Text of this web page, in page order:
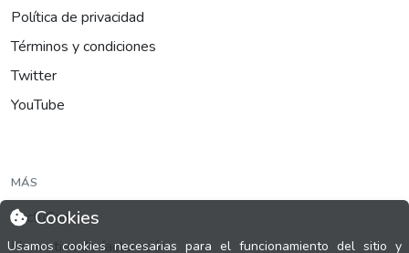
Cookies
Usamos cookies necesarias para el funcionamiento del sitio y
Política de privacidad
Términos y condiciones
Twitter
YouTube
MÁS
FactuCon
Normativa de facturación